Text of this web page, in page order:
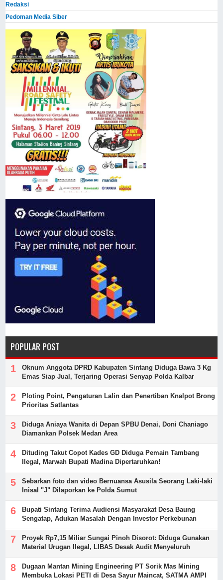
Redaksi
Pedoman Media Siber
POPULAR POST
Oknum Anggota DPRD Kabupaten Sintang Diduga Bawa 3 Kg
Emas Siap Jual, Terjaring Operasi Senyap Polda Kalbar
Ploting Point, Pengaturan Lalin dan Penertiban Knalpot Brong
Prioritas Satlantas
Diduga Aniaya Wanita di Depan SPBU Denai, Doni Chaniago
Diamankan Polsek Medan Area
Dituding Takut Copot Kades GD Diduga Pemain Tambang
Ilegal, Marwah Bupati Madina Dipertaruhkan!
Sebarkan foto dan video Bernuansa Asusila Seorang Laki-laki
Inisal "J" Dilaporkan ke Polda Sumut
Bupati Sintang Terima Audiensi Masyarakat Desa Baung
Sengatap, Adukan Masalah Dengan Investor Perkebunan
Proyek Rp7,15 Miliar Sungai Pinoh Disorot: Diduga Gunakan
Material Urugan Ilegal, LIBAS Desak Audit Menyeluruh
Dugaan Mantan Mining Engineering PT Sorik Mas Mining
Membuka Lokasi PETI di Desa Sayur Maincat, SATMA AMPI